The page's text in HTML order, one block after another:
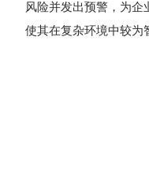
风险并发出预警，为企
使其在复杂环境中较为